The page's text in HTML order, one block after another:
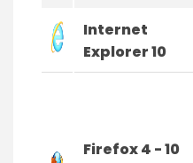
Internet
Explorer 10
Firefox 4 - 10